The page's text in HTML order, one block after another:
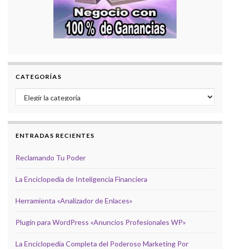
CATEGORÍAS
Categorías
ENTRADAS RECIENTES
Reclamando Tu Poder
La Enciclopedia de Inteligencia Financiera
Herramienta «Analizador de Enlaces»
Plugin para WordPress «Anuncios Profesionales WP»
La Enciclopedia Completa del Poderoso Marketing Por